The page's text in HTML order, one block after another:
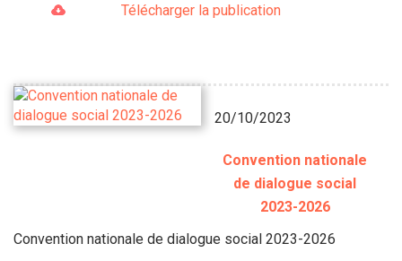
Télécharger la publication
20/10/2023
Convention nationale
de dialogue social
2023-2026
Convention nationale de dialogue social 2023-2026